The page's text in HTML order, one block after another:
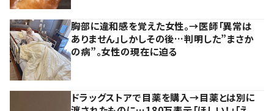
胸部に違和感を覚えた女性。→医師「異常は
ありません」しかしその後…判明した”まさか
の病”。女性の現在に迫る
ドラッグストアで目薬を購入→目薬とは別に